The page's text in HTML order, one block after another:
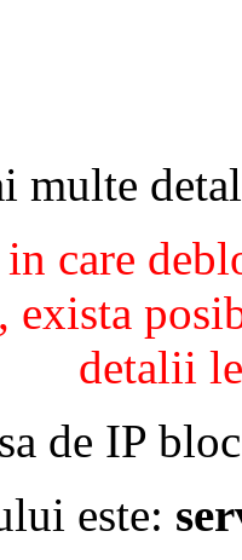
multe
care
detalii
de IP
este: